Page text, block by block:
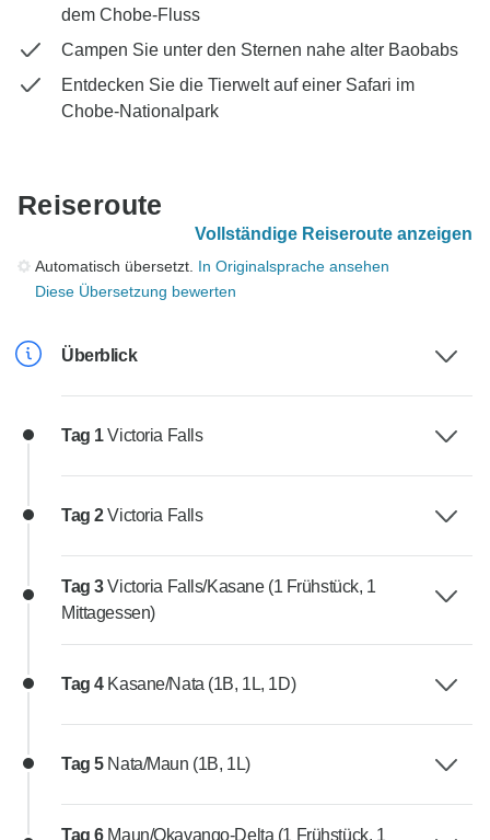
dem Chobe-Fluss
Campen Sie unter den Sternen nahe alter Baobabs
Entdecken Sie die Tierwelt auf einer Safari im
Chobe-Nationalpark
Reiseroute
Vollständige Reiseroute anzeigen
Automatisch übersetzt. In Originalsprache ansehen
Diese Übersetzung bewerten
Überblick
Tag 1Victoria Falls
Tag 2Victoria Falls
Tag 3Victoria Falls/Kasane (1 Frühstück, 1
Mittagessen)
Tag 4 Kasane/Nata (1B, 1L, 1D)
Tag 5 Nata/Maun (1B, 1L)
Tag 6 Maun/Okavango-Delta (1 Frühstück, 1